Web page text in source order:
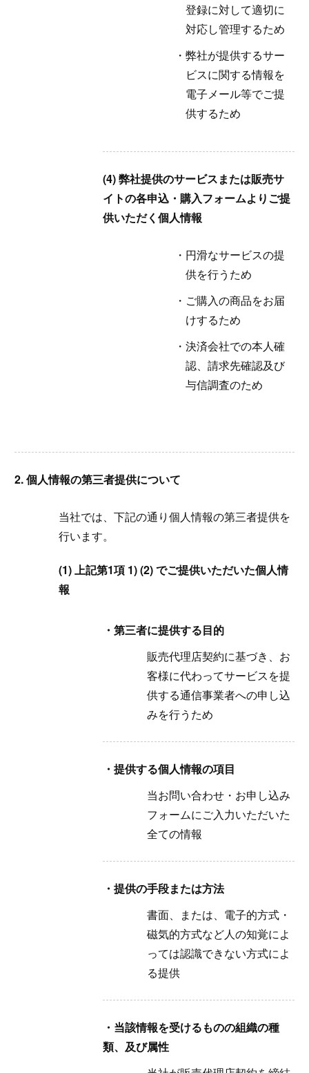
登録に対して適切に
対応し管理するため
弊社が提供するサー
ビスに関する情報を
電子メール等でご提
供するため
(4) 弊社提供のサービスまたは販売サ
イトの各申込・購入フォームよりご提
供いただく個人情報
円滑なサービスの提
供を行うため
ご購入の商品をお届
けするため
決済会社での本人確
認、請求先確認及び
与信調査のため
2. 個人情報の第三者提供について
当社では、下記の通り個人情報の第三者提供を
行います。
(1) 上記第1項 1) (2) でご提供いただいた個人情
報
・第三者に提供する目的
販売代理店契約に基づき、お
客様に代わってサービスを提
供する通信事業者への申し込
みを行うため
・提供する個人情報の項目
当お問い合わせ・お申し込み
フォームにご入力いただいた
全ての情報
・提供の手段または方法
書面、または、電子的方式・
磁気的方式など人の知覚によ
っては認識できない方式によ
る提供
・当該情報を受けるものの組織の種
類、及び属性